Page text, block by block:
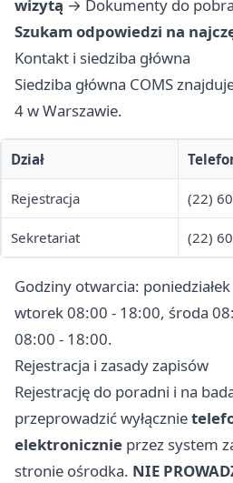
wizytą → Dokumenty do
Szukam odpowiedzi na
Kontakt i siedziba główna
Siedziba główna COMS
4 w Warszawie.
Dział
Rejestracja (22)
Sekretariat (22)
Godziny otwarcia:
wtorek 08:00 - 18:00, środa
08:00 - 18:00.
Rejestracja i zasady zapisów
Rejestrację do poradni i na
przeprowadzić wyłącznie
elektronicznie przez system
stronie ośrodka. NIE